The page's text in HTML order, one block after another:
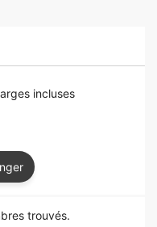
incluses
trouvés.